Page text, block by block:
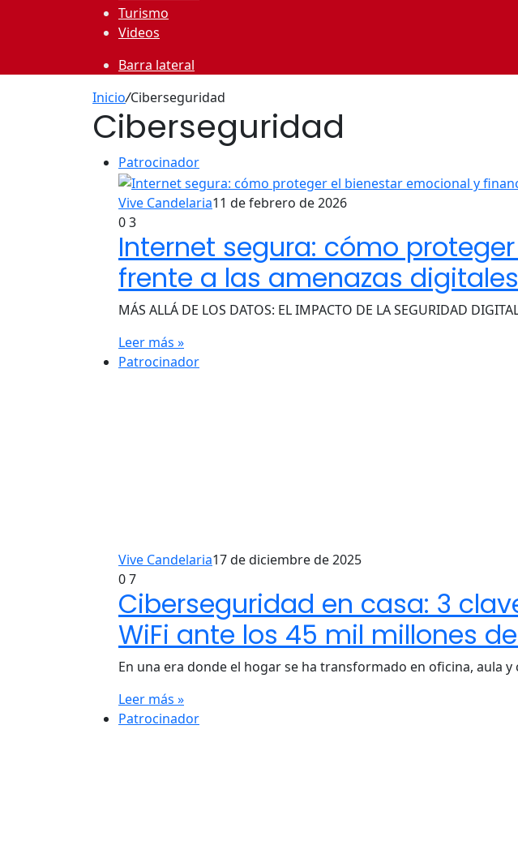
Turismo
Videos
Barra lateral
Inicio/Ciberseguridad
Ciberseguridad
Patrocinador
Vive Candelaria11 de febrero de 2026
03
Internet segura: cómo
frente a las amenazas digitales
MÁS ALLÁ DE LOS DATOS: EL IMPACTO DE LA SEGURIDAD
Leer más »
Patrocinador
Vive Candelaria17 de diciembre de 2025
07
Ciberseguridad en casa: 3
WiFi ante los 45 mil millones
En una era donde el hogar se ha transformado en oficina, aula
Leer más »
Patrocinador